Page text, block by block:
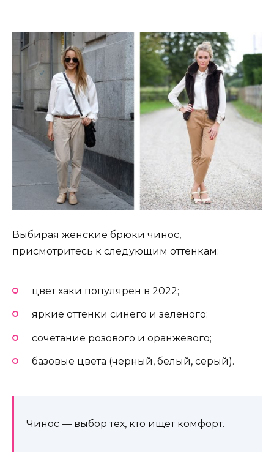
Выбирая женские брюки чинос,
присмотритесь к следующим оттенкам:
цвет хаки популярен в 2022;
яркие оттенки синего и зеленого;
сочетание розового и оранжевого;
базовые цвета (черный, белый, серый).
Чинос — выбор тех, кто ищет комфорт.